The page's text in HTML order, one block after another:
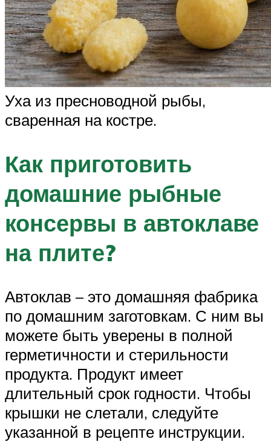
Уха из пресноводной рыбы,
сваренная на костре.
Как приготовить
домашние рыбные
консервы в автоклаве
на плите?
Автоклав – это домашняя фабрика
по домашним заготовкам. С ним вы
можете быть уверены в полной
герметичности и стерильности
продукта. Продукт имеет
длительный срок годности. Чтобы
крышки не слетали, следуйте
указанной в рецепте инструкции.